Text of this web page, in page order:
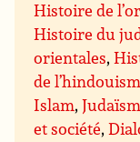
Histoire de
Histoire du
orientales,
de
Islam,
et société,